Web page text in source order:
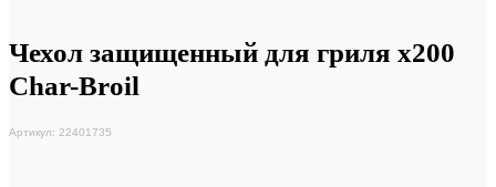
Чехол защищенный для гриля x200
Char-Broil
Артикул: 22401735